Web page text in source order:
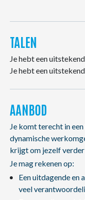
TALEN
Je hebt een
Je hebt een
AANBOD
Je komt terecht in
dynamische
krijgt om jezelf
Je mag rekenen op:
Een uitdagende en
veel